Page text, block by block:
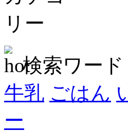
検索ワード
牛乳 ごはん
ー